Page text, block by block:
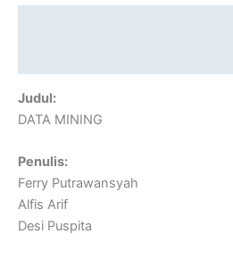
Judul:
DATA MINING
Penulis:
Ferry Putrawansyah
Alfis Arif
Desi Puspita